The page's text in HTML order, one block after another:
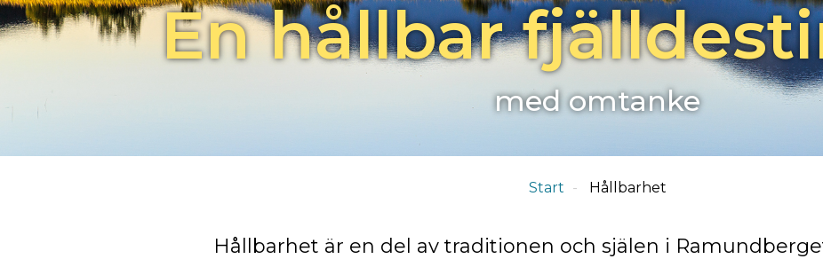
En hållbar
med omtanke
Start Hållbarhet
Hållbarhet är en del av traditionen och själen i